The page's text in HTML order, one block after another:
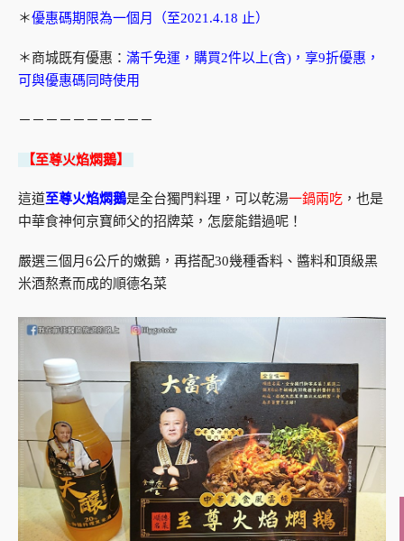
＊優惠碼期限為一個月（至2021.4.18 止）
＊商城既有優惠： 滿千免運，購買2件以上(含)，享9折優惠，
可與優惠碼同時使用
－－－－－－－－－－
【至尊火焰燜鵝】
這道至尊火焰燜鵝是全台獨門料理，可以乾湯一鍋兩吃 ，也是
中華食神何京寶師父的招牌菜，怎麼能錯過呢！
嚴選三個月6公斤的嫩鵝，再搭配30幾種香料、醬料和頂級黑
米酒熬煮而成的順德名菜